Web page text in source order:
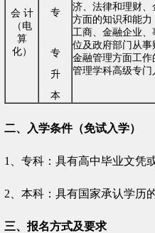
会 计
（电
算
化）
专
专
升
本
济、法律和理财、
方面的知识和能力
工商、金融企业、
位及政府部门从事
金融管理方面工作
管理学科高级专门
二、入学条件（免试入学）
1、专科：具有高中毕业文凭
2、本科：具有国家承认学历
三、报名方式及要求